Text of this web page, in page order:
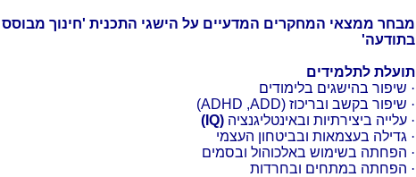
מבחר ממצאי המחקרים המדעיים על הישגי התכנית 'חינוך מבוסס
בתודעה'
תועלת לתלמידים
· שיפור בהישגים בלימודים
· שיפור בקשב ובריכוז (ADD
,
ADHD
)
· עלייה ביצירתיות ובאינטליגנציה(
IQ
)
· גדילה בעצמאות ובביטחון העצמי
· הפחתה בשימוש באלכוהול ובסמים
· הפחתה במתחים ובחרדות